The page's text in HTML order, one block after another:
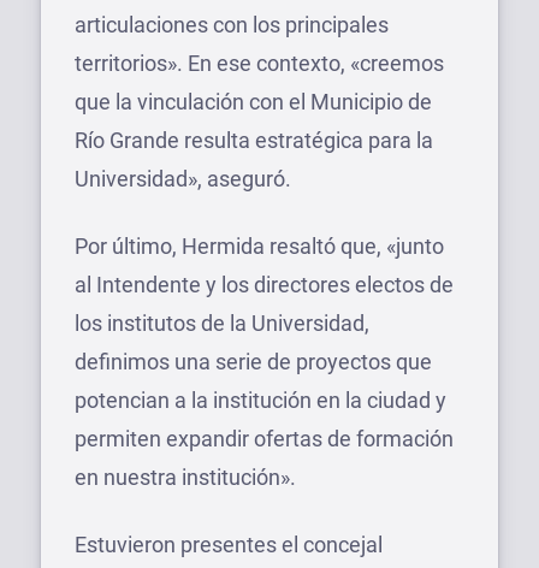
articulaciones con los principales
territorios». En ese contexto, «creemos
que la vinculación con el Municipio de
Río Grande resulta estratégica para la
Universidad», aseguró.
Por último, Hermida resaltó que, «junto
al Intendente y los directores electos de
los institutos de la Universidad,
definimos una serie de proyectos que
potencian a la institución en la ciudad y
permiten expandir ofertas de formación
en nuestra institución».
Estuvieron presentes el concejal